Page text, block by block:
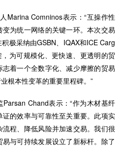
Marina Comninos表示：“互操作性
为统一网络的关键一环。本次交易
极采纳由GSBN、IQAX和ICE Carg
为可规模化、更快速、更透明的贸
着一个全数字化、减少摩擦的贸易
根本性变革的重要里程碑。”
Chand表示：“作为木材基纤
的效率与可靠性至关重要。此项实
程、降低风险并加速交易。我们很
与可持续发展设立了新标杆。除了